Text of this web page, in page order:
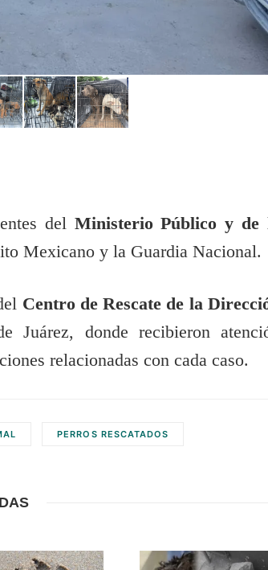
delMinisterio Público y de
Mexicano y la Guardia Nacional.
Centro de Rescate de la
donde recibieron
relacionadas con cada caso.
PERROS RESCATADOS